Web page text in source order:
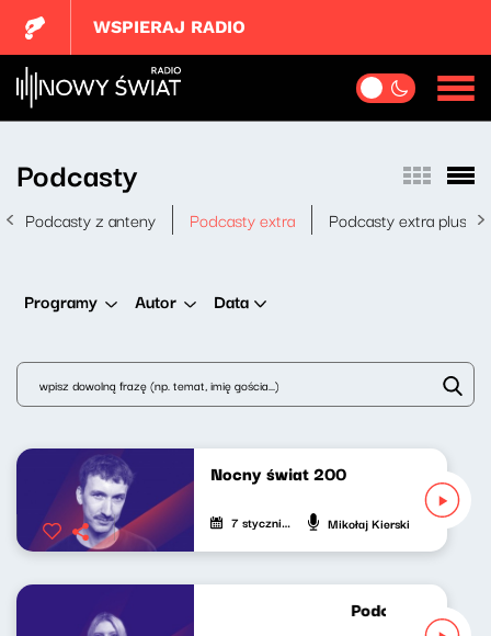
WSPIERAJ RADIO
Podcasty
Podcasty z anteny Podcasty extra Podcasty extra plus
Programy Autor Data
Nocny świat 200
7 stycznia 2025 Mikołaj Kierski
Podcast Lekko